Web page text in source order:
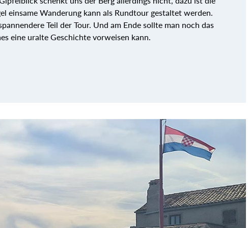
einsame Wanderung kann als Rundtour gestaltet werden.
Teil der Tour. Und am Ende sollte man noch das
eine uralte Geschichte vorweisen kann.